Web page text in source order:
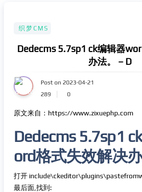
织梦CMS
Dedecms 5.7sp1 ck编辑器
办法。 – D
Post on 2023-04-21
289
0
原文来自：https://www.zixuephp.com
Dedecms 5.7sp1
ord格式失效解决办
打开
最后面,找到: